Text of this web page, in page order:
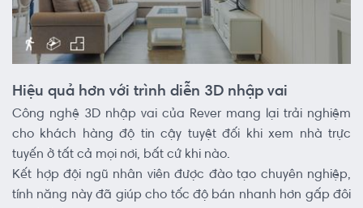
Hiệu quả hơn với trình diễn 3D nhập vai
Công nghệ 3D nhập vai của Rever mang lại trải nghiệm
cho khách hàng độ tin cậy tuyệt đối khi xem nhà trực
tuyến ở tất cả mọi nơi, bất cứ khi nào.
Kết hợp đội ngũ nhân viên được đào tạo chuyên nghiệp,
tính năng này đã giúp cho tốc độ bán nhanh hơn gấp đôi